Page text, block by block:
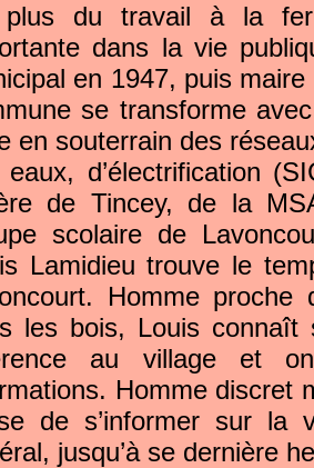
du travail à la
dans la vie
en 1947, puis
se transforme
en souterrain des
eaux, d’électrification
de Tincey, de la
scolaire de
Lamidieu trouve le
Homme
les bois, Louis
au village et
Homme discret
de s’informer sur
jusqu’à se dernière